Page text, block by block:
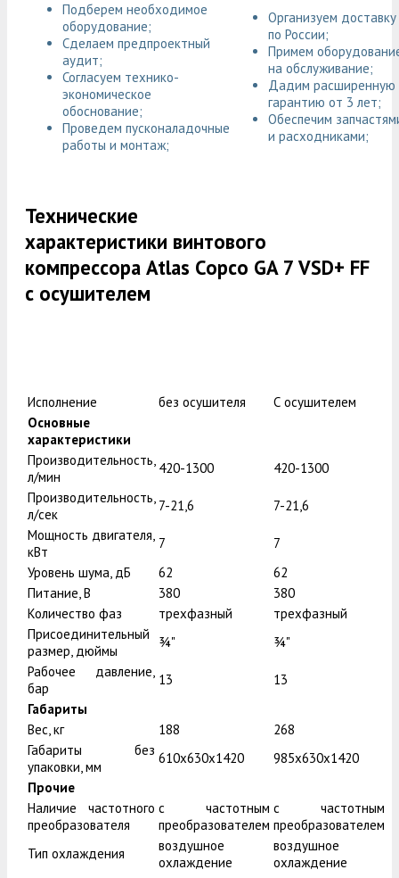
Подберем необходимое
оборудование;
Сделаем предпроектный
аудит;
Согласуем технико-
экономическое
обоснование;
Проведем пусконаладочные
работы и монтаж;
Организуем доставку
по России;
Примем
на обслуживание;
Дадим расширенную
гарантию от 3 лет;
Обеспечим
и расходниками;
Технические
характеристики винтового
компрессора Atlas Copco GA 7 VSD+ FF
с осушителем
Исполнение без осушителя
С осушителем
Основные
характеристики
Производительность,
л/мин
420-1300
420-1300
Производительность,
л/сек
7-21,6
7-21,6
Мощность двигателя,
кВт
7
7
Уровень шума, дБ
62
62
Питание, В
380
380
Количество фаз
трехфазный
трехфазный
Присоединительный
размер, дюймы
¾"
¾"
Рабочее давление,
бар
13
13
Габариты
Вес, кг
188
268
Габариты без
упаковки, мм
610x630x1420
985x630x1420
Прочие
Наличие частотного
преобразователя
с частотным
преобразователем
с частотным
преобразователем
Тип охлаждения
воздушное
охлаждение
воздушное
охлаждение